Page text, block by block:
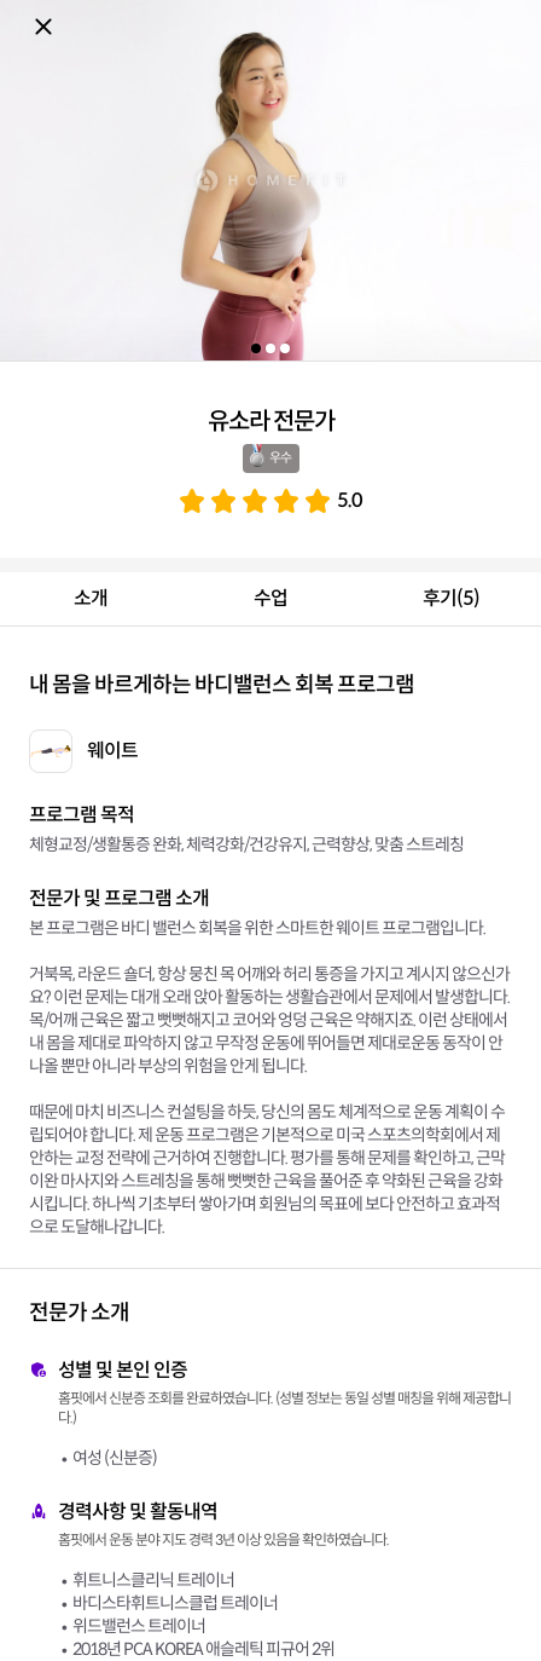
소개 수업 후기(5)
내 몸을 바르게하는 바디밸런스 회복 프로그램
웨이트
프로그램 목적
체형교정/생활통증 완화, 체력강화/건강유지, 근력향상, 맞춤 스트레칭
전문가 및 프로그램 소개
본 프로그램은 바디 밸런스 회복을 위한 스마트한 웨이트 프로그램입니다.
거북목, 라운드 숄더, 항상 뭉친 목 어깨와 허리 통증을 가지고 계시지 않으신가
요? 이런 문제는 대개 오래 앉아 활동하는 생활습관에서 문제에서 발생합니다.
목/어깨 근육은 짧고 뻣뻣해지고 코어와 엉덩 근육은 약해지죠. 이런 상태에서
내 몸을 제대로 파악하지 않고 무작정 운동에 뛰어들면 제대로운동 동작이 안
나올 뿐만 아니라 부상의 위험을 안게 됩니다.
때문에 마치 비즈니스 컨설팅을 하듯, 당신의 몸도 체계적으로 운동 계획이 수
립되어야 합니다. 제 운동 프로그램은 기본적으로 미국 스포츠의학회에서 제
안하는 교정 전략에 근거하여 진행합니다. 평가를 통해 문제를 확인하고, 근막
이완 마사지와 스트레칭을 통해 뻣뻣한 근육을 풀어준 후 약화된 근육을 강화
시킵니다. 하나씩 기초부터 쌓아가며 회원님의 목표에 보다 안전하고 효과적
으로 도달해나갑니다.
전문가 소개
성별 및 본인 인증
홈핏에서 신분증 조회를 완료하였습니다. (성별 정보는 동일 성별 매칭을 위해 제공합니
다.)
여성 (신분증)
경력사항 및 활동내역
홈핏에서 운동 분야 지도 경력 3년 이상 있음을 확인하였습니다.
휘트니스클리닉 트레이너
바디스타휘트니스클럽 트레이너
위드밸런스 트레이너
2018년 PCA KOREA 애슬레틱 피규어 2위
유소라 전문가
우수
5.0